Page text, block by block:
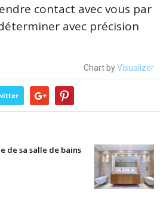
contact avec vous par
avec précision
Chart byVisualizer
de sa salle de bains